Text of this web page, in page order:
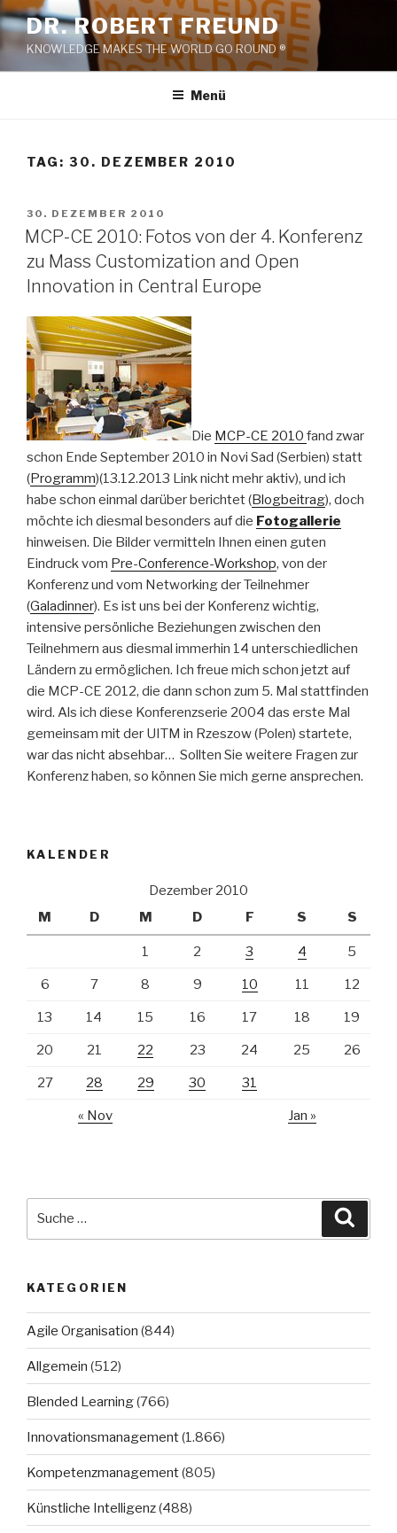
Zum
Inhalt
springen
DR. ROBERT FREUND
KNOWLEDGE MAKES THE WORLD GO ROUND ®
Menü
TAG: 30. DEZEMBER 2010
VERÖFFENTLICHT
AM
30. DEZEMBER 2010
MCP-CE 2010: Fotos von der 4. Konferenz
zu Mass Customization and Open
Innovation in Central Europe
Die MCP-CE 2010 fand zwar
schon Ende September 2010 in Novi Sad (Serbien) statt
(Programm)(13.12.2013 Link nicht mehr aktiv), und ich
habe schon einmal darüber berichtet (Blogbeitrag), doch
möchte ich diesmal besonders auf die Fotogallerie
hinweisen. Die Bilder vermitteln Ihnen einen guten
Eindruck vom Pre-Conference-Workshop, von der
Konferenz und vom Networking der Teilnehmer
(Galadinner). Es ist uns bei der Konferenz wichtig,
intensive persönliche Beziehungen zwischen den
Teilnehmern aus diesmal immerhin 14 unterschiedlichen
Ländern zu ermöglichen. Ich freue mich schon jetzt auf
die MCP-CE 2012, die dann schon zum 5. Mal stattfinden
wird. Als ich diese Konferenzserie 2004 das erste Mal
gemeinsam mit der UITM in Rzeszow (Polen) startete,
war das nicht absehbar… Sollten Sie weitere Fragen zur
Konferenz haben, so können Sie mich gerne ansprechen.
KALENDER
Dezember 2010
M
D M D F S S
1 2 3 4 5
6 7 8 9 10 11 12
13 14 15 16 17 18 19
20 21 22 23 24 25 26
27 28 29 30 31
« Nov Jan »
KATEGORIEN
Agile Organisation (844)
Allgemein (512)
Blended Learning(766)
Innovationsmanagement(1.866)
Kompetenzmanagement(805)
Künstliche Intelligenz(488)